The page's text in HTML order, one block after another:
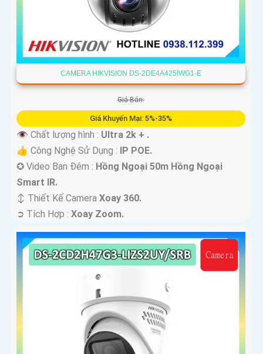
CAMERA HIKVISION DS-2DE4A425IWG1-E
Giá Bán:
Giá Khuyến Mại: 5%-35%
👁 Chất lượng hình : Ultra 2k + .
👍 Công Nghệ Sử Dụng : IP POE.
✪ Video Ban Đêm : Hồng Ngoại 50m Hồng Ngoại
Smart IR.
↕️ Thiết Kế Camera Xoay 360.
️➲ Tích Hợp : Xoay Zoom.